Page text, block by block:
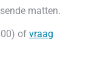
matten.
of vraag